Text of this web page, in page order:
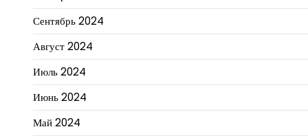
Сентябрь 2024
Август 2024
Июль 2024
Июнь 2024
Май 2024